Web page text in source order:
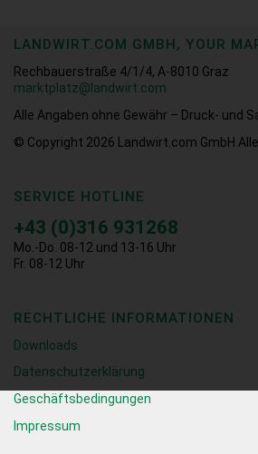
LANDWIRT.COM GMBH, YOUR
Rechbauerstraße 4/1/4, A-8010 Graz
marktplatz@landwirt.com
Alle Angaben ohne Gewähr – Druck- und
© Copyright 2026
Landwirt.com GmbH
SERVICE HOTLINE
+43 (0)316 931268
Mo.-Do. 08-12 und 13-16 Uhr
Fr. 08-12 Uhr
RECHTLICHE INFORMATIONEN
Downloads
Datenschutzerklärung
Geschäftsbedingungen
Impressum